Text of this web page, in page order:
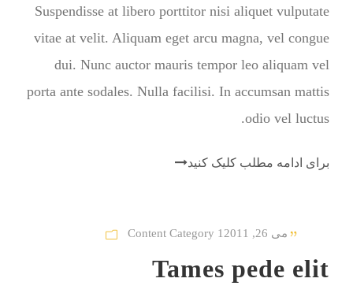
Suspendisse at libero porttitor nisi aliquet vulputate
vitae at velit. Aliquam eget arcu magna, vel congue
dui. Nunc auctor mauris tempor leo aliquam vel
porta ante sodales. Nulla facilisi. In accumsan mattis
odio vel luctus.
برای ادامه مطلب کلیک کنید
می 26, 2011 Content Category 1
Tames pede elit